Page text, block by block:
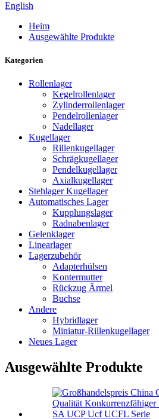
English
Heim
Ausgewählte Produkte
Kategorien
Rollenlager
Kegelrollenlager
Zylinderrollenlager
Pendelrollenlager
Nadellager
Kugellager
Rillenkugellager
Schrägkugellager
Pendelkugellager
Axialkugellager
Stehlager Kugellager
Automatisches Lager
Kupplungslager
Radnabenlager
Gelenklager
Linearlager
Lagerzubehör
Adapterhülsen
Kontermutter
Rückzug Ärmel
Buchse
Andere
Hybridlager
Miniatur-Rillenkugellager
Neues Lager
Ausgewählte Produkte